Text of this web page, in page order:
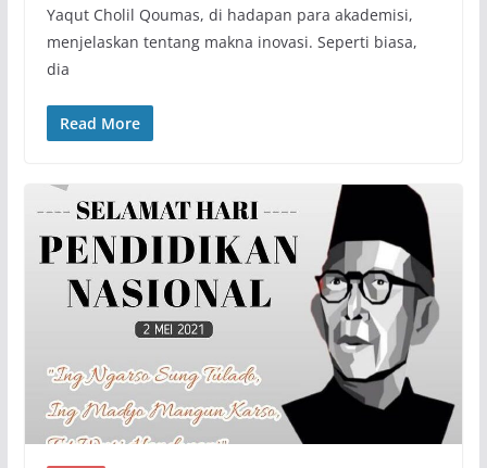
Yaqut Cholil Qoumas, di hadapan para akademisi,
menjelaskan tentang makna inovasi. Seperti biasa,
dia
Read More